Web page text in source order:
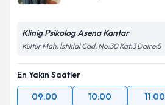
Klinig Psikolog Asena Kantar
Kültür Mah. İstiklal Cad. No:30 Kat:3 Daire:5
En Yakın Saatler
09:00
10:00 11:00